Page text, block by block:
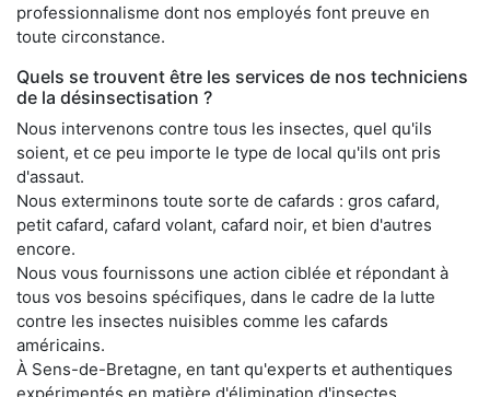
professionnalisme dont nos employés font preuve en
toute circonstance.
Quels se trouvent être les services de nos techniciens
de la désinsectisation ?
Nous intervenons contre tous les insectes, quel qu'ils
soient, et ce peu importe le type de local qu'ils ont pris
d'assaut.
Nous exterminons toute sorte de cafards : gros cafard,
petit cafard, cafard volant, cafard noir, et bien d'autres
encore.
Nous vous fournissons une action ciblée et répondant à
tous vos besoins spécifiques, dans le cadre de la lutte
contre les insectes nuisibles comme les cafards
américains.
À Sens-de-Bretagne, en tant qu'experts et authentiques
expérimentés en matière d'élimination d'insectes